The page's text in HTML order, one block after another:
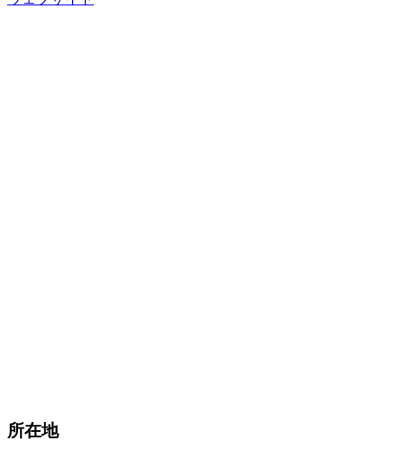
所在地